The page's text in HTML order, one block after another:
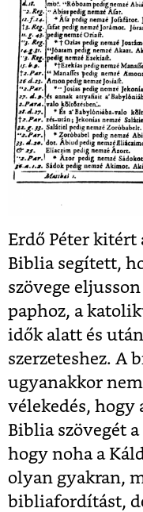
Erdő Péter kitért
Biblia segített,
szövege
paphoz, a
idők alatt és
szerzeteshez. A
ugyanakkor
vélekedés, hogy
Biblia szövegét
hogy noha a
olyan gyakran,
bibliafordítást,